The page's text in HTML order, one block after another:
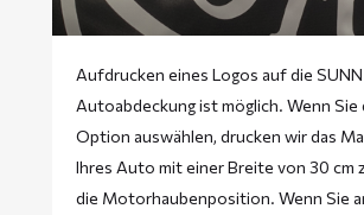
Aufdrucken eines Logos auf die SUNN
Autoabdeckung ist möglich. Wenn Sie
Option auswählen, drucken wir das
Ihres Auto mit einer Breite von 30 cm
die Motorhaubenposition. Wenn Sie